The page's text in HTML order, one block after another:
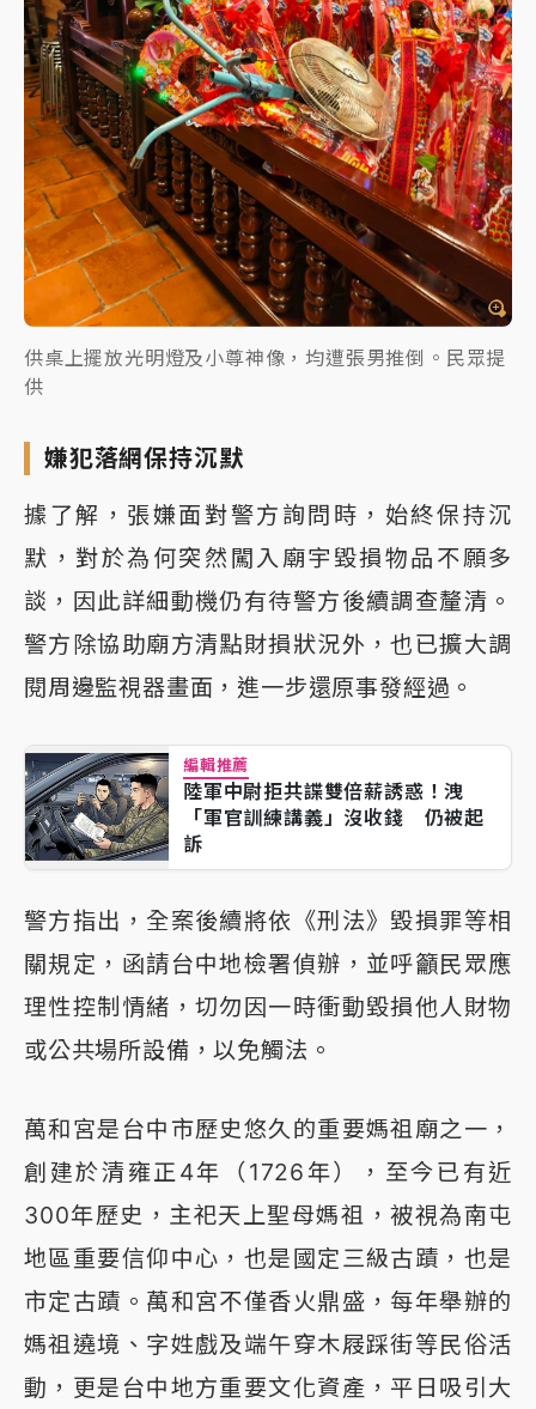
供桌上擺放光明燈及小尊神像，均遭張男推倒。民眾提
供
嫌犯落網保持沉默
據了解，張嫌面對警方詢問時，始終保持沉
默，對於為何突然闖入廟宇毀損物品不願多
談，因此詳細動機仍有待警方後續調查釐清。
警方除協助廟方清點財損狀況外，也已擴大調
閱周邊監視器畫面，進一步還原事發經過。
編輯推薦
陸軍中尉拒共諜雙倍薪誘惑！洩
「軍官訓練講義」沒收錢 仍被起
訴
警方指出，全案後續將依《刑法》毀損罪等相
關規定，函請台中地檢署偵辦，並呼籲民眾應
理性控制情緒，切勿因一時衝動毀損他人財物
或公共場所設備，以免觸法。
萬和宮是台中市歷史悠久的重要媽祖廟之一，
創建於清雍正4年（1726年），至今已有近
300年歷史，主祀天上聖母媽祖，被視為南屯
地區重要信仰中心，也是國定三級古蹟，也是
市定古蹟。萬和宮不僅香火鼎盛，每年舉辦的
媽祖遶境、字姓戲及端午穿木屐踩街等民俗活
動，更是台中地方重要文化資產，平日吸引大